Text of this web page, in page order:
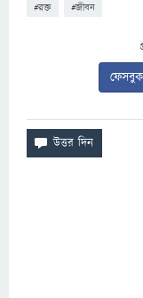
#রক্ত #জীবন
ফেসবুক